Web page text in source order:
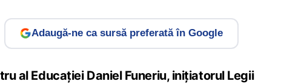
Adaugă-ne ca sursă preferată în Google
al Educației Daniel Funeriu, inițiatorul Legii